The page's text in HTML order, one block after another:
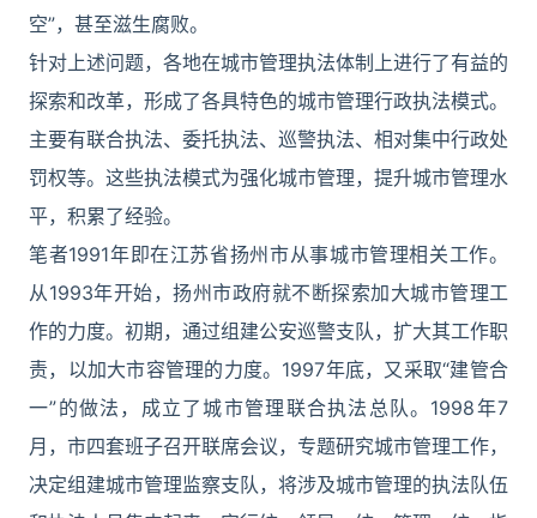
空”，甚至滋生腐败。
针对上述问题，各地在城市管理执法体制上进行了有益的
探索和改革，形成了各具特色的城市管理行政执法模式。
主要有联合执法、委托执法、巡警执法、相对集中行政处
罚权等。这些执法模式为强化城市管理，提升城市管理水
平，积累了经验。
笔者1991年即在江苏省扬州市从事城市管理相关工作。
从1993年开始，扬州市政府就不断探索加大城市管理工
作的力度。初期，通过组建公安巡警支队，扩大其工作职
责，以加大市容管理的力度。1997年底，又采取“建管合
一”的做法，成立了城市管理联合执法总队。1998年7
月，市四套班子召开联席会议，专题研究城市管理工作，
决定组建城市管理监察支队，将涉及城市管理的执法队伍